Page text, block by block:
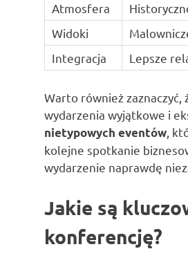
Atmosfera
Widoki
Integracja
Lepsze
Warto również
wydarzenia wyjątkowe i
nietypowych eventów ,
kolejne spotkanie
wydarzenie naprawdę
Jakie są
konferencję?